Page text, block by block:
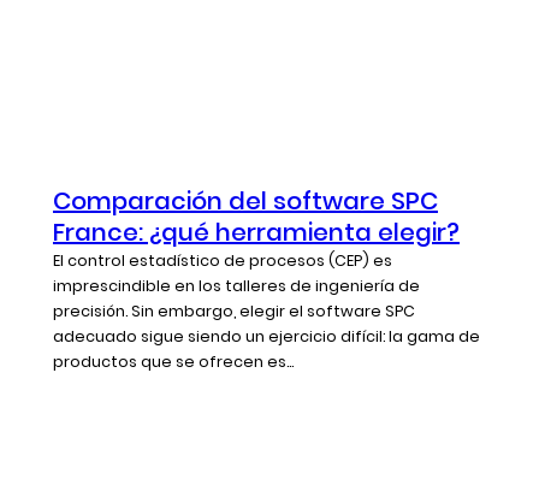
Comparación del software SPC
France: ¿qué herramienta elegir?
El control estadístico de procesos (CEP) es
imprescindible en los talleres de ingeniería de
precisión. Sin embargo, elegir el software SPC
adecuado sigue siendo un ejercicio difícil: la gama de
productos que se ofrecen es...